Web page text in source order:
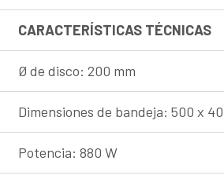
CARACTERÍSTICAS TÉCNICAS
Ø de disco: 200 mm
Dimensiones de bandeja: 500 x
Potencia: 880 W